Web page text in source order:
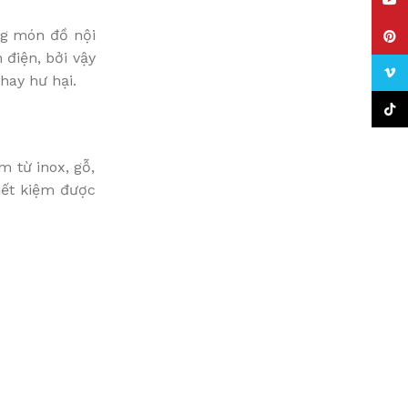
món đồ nội
bởi vậy
hư hại.
từ inox, gỗ,
kiệm được